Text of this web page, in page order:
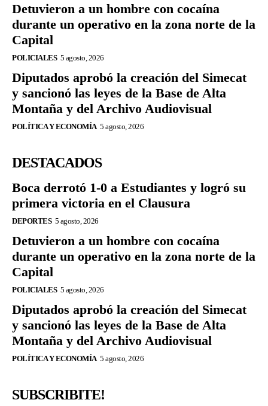
Detuvieron a un hombre con cocaína
durante un operativo en la zona norte de la
Capital
POLICIALES 5 agosto, 2026
Diputados aprobó la creación del Simecat
y sancionó las leyes de la Base de Alta
Montaña y del Archivo Audiovisual
POLÍTICA Y ECONOMÍA 5 agosto, 2026
DESTACADOS
Boca derrotó 1-0 a Estudiantes y logró su
primera victoria en el Clausura
DEPORTES 5 agosto, 2026
Detuvieron a un hombre con cocaína
durante un operativo en la zona norte de la
Capital
POLICIALES 5 agosto, 2026
Diputados aprobó la creación del Simecat
y sancionó las leyes de la Base de Alta
Montaña y del Archivo Audiovisual
POLÍTICA Y ECONOMÍA 5 agosto, 2026
SUBSCRIBITE!